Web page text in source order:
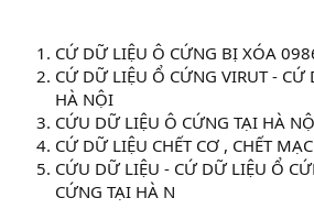
CỨ DỮ LIỆU Ô CỨNG BỊ XÓA
CỨ DỮ LIỆU Ổ CỨNG VIRUT - CỨ
HÀ NỘI
CỨU DỮ LIỆU Ô CỨNG TẠI HÀ
CỨ DỮ LIỆU CHẾT CƠ , CHẾT
CỨU DỮ LIỆU - CỨ DỮ LIỆU Ổ
CỨNG TẠI HÀ N